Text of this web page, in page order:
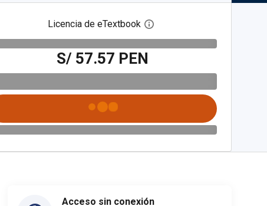
Licencia de eTextbook Abre el cuadro de diálogo
S/ 57.57 PEN
Acceso sin conexión